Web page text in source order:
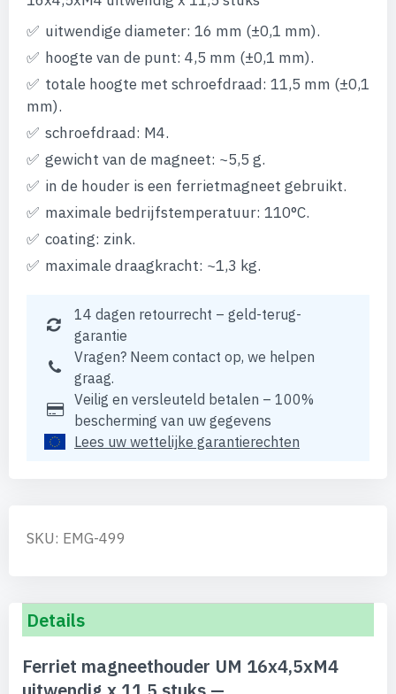
uitwendige diameter: 16 mm (±0,1 mm).
hoogte van de punt: 4,5 mm (±0,1 mm).
totale hoogte met schroefdraad: 11,5 mm (±0,1
mm).
schroefdraad: M4.
gewicht van de magneet: ~5,5 g.
in de houder is een ferrietmagneet gebruikt.
maximale bedrijfstemperatuur: 110°C.
coating: zink.
maximale draagkracht: ~1,3 kg.
14 dagen retourrecht – geld-terug-
garantie
Vragen? Neem contact op, we helpen
graag.
Veilig en versleuteld betalen – 100%
bescherming van uw gegevens
Lees uw wettelijke garantierechten
SKU: EMG-499
Details
Ferriet magneethouder UM 16x4,5xM4